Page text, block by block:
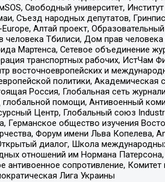
Свободный университет,
Съезд народных депутатов,
Алтай проект,
Тбилиси, Дом прав
Мартенса, Сетевое объединение
транспортных рабочих, ИстЧам
восточноевропейских и
политики, Академическая
Россия, Глобальная сеть
помощи, Антивоенный
Центр, Глобальный союз
Германское общество изучения
Форум имени Льва Копелева,
диалог, Школа
отношений им Нормана
сопротивление,
Лига Украины